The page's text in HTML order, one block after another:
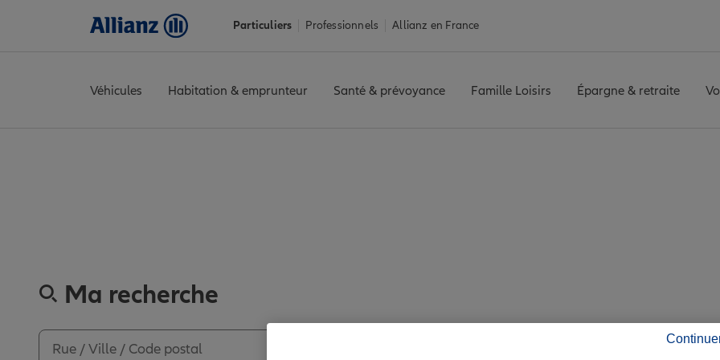
Particuliers Professionnels Allianz en France
Véhicules Habitation & emprunteur Santé & prévoyance Famille Loisirs Épargne & retraite
Ma recherche